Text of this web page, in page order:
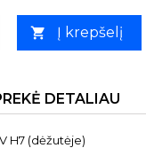
 Į krepšelį
DETALIAU
H7 (dėžutėje)